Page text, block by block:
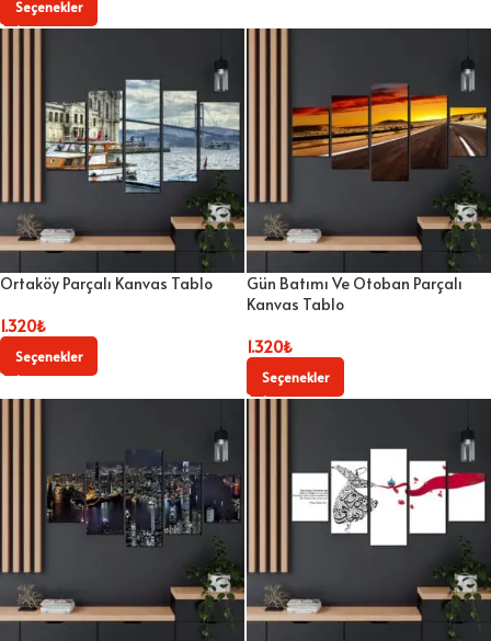
Seçenekler
Ortaköy Parçalı Kanvas Tablo
1.320₺
Seçenekler
Gün Batımı Ve Otoban Parçalı
Kanvas Tablo
1.320₺
Seçenekler